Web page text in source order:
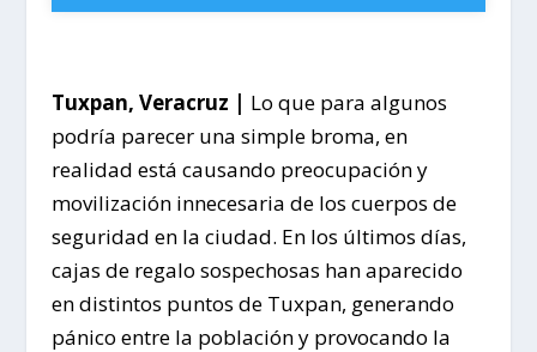
Tuxpan, Veracruz | Lo que para algunos
podría parecer una simple broma, en
realidad está causando preocupación y
movilización innecesaria de los cuerpos de
seguridad en la ciudad. En los últimos días,
cajas de regalo sospechosas han aparecido
en distintos puntos de Tuxpan, generando
pánico entre la población y provocando la